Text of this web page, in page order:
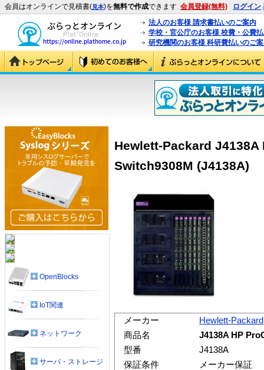
会員はオンラインで見積書(見本)を無料で作成できます 会員登録(無料) ログイン
法人のお客様 請求書払いのご案内
学校・官公庁のお客様 校費・公費
研究機関のお客様 科研費払いのご
Hewlett-Packard
Switch9308M (J4138A)
メーカー
Hewlett-Packard
商品名
J4138A HP
型番
J4138A
保証条件
メーカー保証
OpenBlocks
IoT関連
ネットワーク
サーバ・ストレージ